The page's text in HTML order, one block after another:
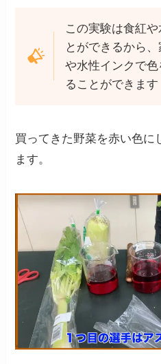
この実験は食紅
とができるから
や水性インクで
ることができます
買ってきた野菜を赤い色に
ます。